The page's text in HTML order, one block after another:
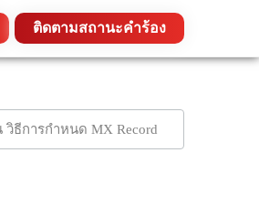
ติดตามสถานะคำร้อง